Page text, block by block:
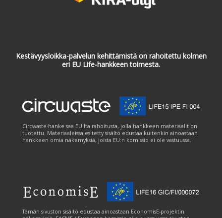
Kestävyysloikka-palvelun kehittämistä on rahoitettu kolmen
eri EU Life-hankkeen toimesta.
Circwaste-hanke saa EU:lta rahoitusta, jolla hankkeen materiaalit on
tuotettu. Materiaaleissa esitetty sisältö edustaa kuitenkin ainoastaan
hankkeen omia näkemyksiä, joista EU:n komissio ei ole vastuussa.
Tämän sivuston sisältö edustaa ainoastaan EconomisE-projektin